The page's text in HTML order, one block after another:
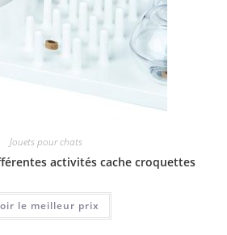
Jouets pour chats
activités cache croquettes
le meilleur prix